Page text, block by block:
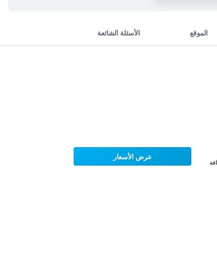
الموقع الأسئلة الشائعة
عرض الأسعار